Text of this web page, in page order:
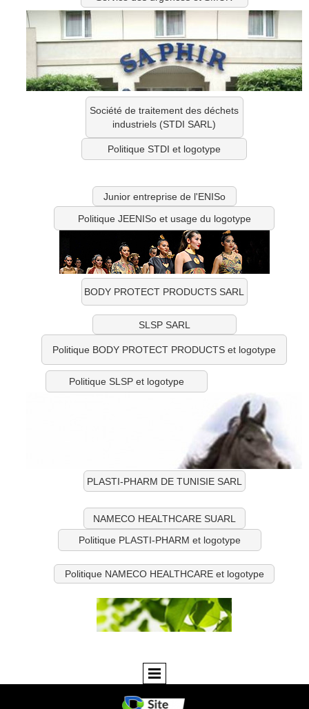
Société de traitement des déchets
industriels (STDI SARL)
Politique STDI et logotype
Junior entreprise de l'ENISo
Politique JEENISo et usage du logotype
BODY PROTECT PRODUCTS SARL
SLSP SARL
Politique BODY PROTECT PRODUCTS et logotype
Politique SLSP et logotype
PLASTI-PHARM DE TUNISIE SARL
NAMECO HEALTHCARE SUARL
Politique PLASTI-PHARM et logotype
Politique NAMECO HEALTHCARE et logotype